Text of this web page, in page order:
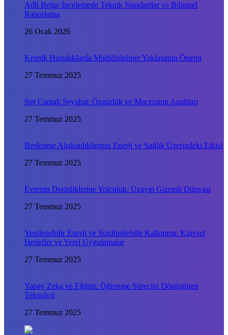
Adli Belge İncelemede Teknik Standartlar ve Bilimsel
Raporlama
26 Ocak 2026
Kronik Hastalıklarda Multidisipliner Yaklaşımın Önemi
27 Temmuz 2025
Sırt Çantalı Seyahat: Özgürlük ve Maceranın Anahtarı
27 Temmuz 2025
Beslenme Alışkanlıklarının Enerji ve Sağlık Üzerindeki Etkisi
27 Temmuz 2025
Evrenin Derinliklerine Yolculuk: Uzayın Gizemli Dünyası
27 Temmuz 2025
Yenilenebilir Enerji ve Sürdürülebilir Kalkınma: Küresel
Hedefler ve Yerel Uygulamalar
27 Temmuz 2025
Yapay Zeka ve Eğitim: Öğrenme Sürecini Dönüştüren
Teknoloji
27 Temmuz 2025